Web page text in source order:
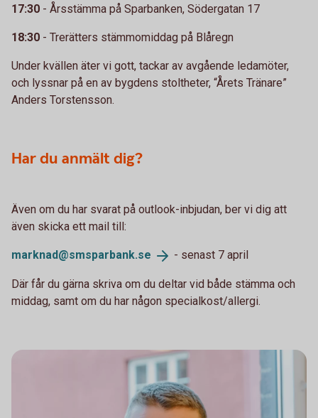
17:30 - Årsstämma på Sparbanken, Södergatan 17
18:30 - Trerätters stämmomiddag på Blåregn
Under kvällen äter vi gott, tackar av avgående ledamöter,
och lyssnar på en av bygdens stoltheter, “Årets Tränare”
Anders Torstensson.
Har du anmält dig?
Även om du har svarat på outlook-inbjudan, ber vi dig att
även skicka ett mail till:
marknad@smsparbank.se - senast 7 april
Där får du gärna skriva om du deltar vid både stämma och
middag, samt om du har någon specialkost/allergi.